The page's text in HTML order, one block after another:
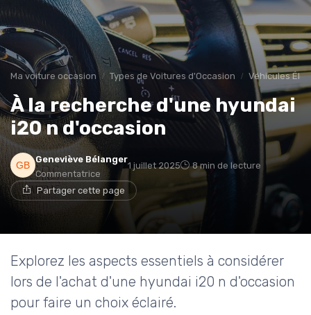
Ma voiture occasion Types de Voitures d'Occasion Véhicules
À la recherche d'une hyundai
i20 n d'occasion
Geneviève Bélanger
Commentatrice
1 juillet 2025 8 min de lecture
Partager cette page
Explorez les aspects essentiels à considérer
lors de l'achat d'une hyundai i20 n d'occasion
pour faire un choix éclairé.